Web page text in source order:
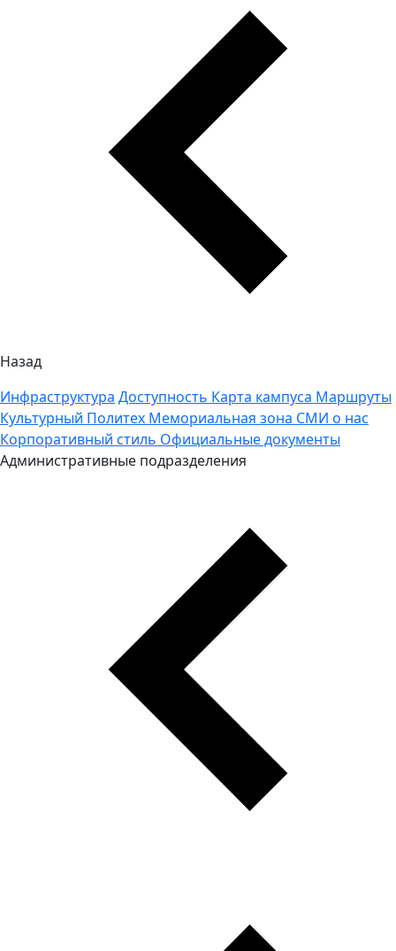
Назад
Инфраструктура Доступность Карта кампуса Маршруты
Культурный Политех Мемориальная зона СМИ о нас
Корпоративный стиль Официальные документы
Административные подразделения